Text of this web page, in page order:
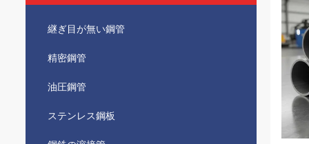
継ぎ目が無い鋼管
精密鋼管
油圧鋼管
ステンレス鋼板